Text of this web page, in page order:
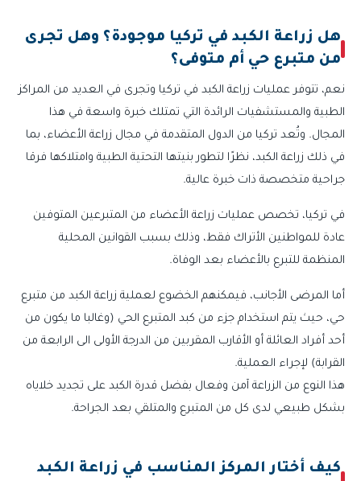
هل زراعة الكبد في تركيا موجودة؟ وهل تجرى
من متبرع حي أم متوفى؟
نعم، تتوفر عمليات زراعة الكبد في تركيا وتجرى في العديد من المراكز
الطبية والمستشفيات الرائدة التي تمتلك خبرة واسعة في هذا
المجال. وتُعد تركيا من الدول المتقدمة في مجال زراعة الأعضاء، بما
في ذلك زراعة الكبد، نظرًا لتطور بنيتها التحتية الطبية وامتلاكها فرقا
جراحية متخصصة ذات خبرة عالية.
في تركيا، تخصص عمليات زراعة الأعضاء من المتبرعين المتوفين
عادة للمواطنين الأتراك فقط، وذلك بسبب القوانين المحلية
المنظمة للتبرع بالأعضاء بعد الوفاة.
أما المرضى الأجانب، فيمكنهم الخضوع لعملية زراعة الكبد من متبرع
حي، حيث يتم استخدام جزء من كبد المتبرع الحي (وغالبا ما يكون من
أحد أفراد العائلة أو الأقارب المقربين من الدرجة الأولى الى الرابعة من
القرابة) لإجراء العملية.
هذا النوع من الزراعة آمن وفعال بفضل قدرة الكبد على تجديد خلاياه
بشكل طبيعي لدى كل من المتبرع والمتلقي بعد الجراحة.
كيف أختار المركز المناسب في زراعة الكبد